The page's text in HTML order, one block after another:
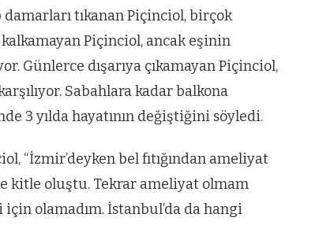
damarları tıkanan Piçinciol, birçok
Piçinciol, ancak eşinin
Günlerce dışarıya çıkamayan Piçinciol,
Sabahlara kadar balkona
3 yılda hayatının değiştiğini söyledi.
“İzmir’deyken bel fıtığından ameliyat
kitle oluştu. Tekrar ameliyat olmam
olamadım. İstanbul’da da hangi